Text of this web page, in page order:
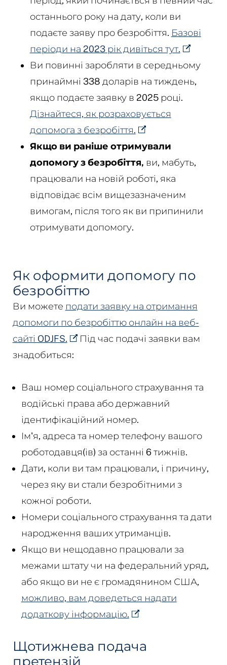
останнього року на дату, коли ви
подаєте заяву про безробіття. Базові
періоди на 2023 рік дивіться тут.
Ви повинні заробляти в середньому
принаймні 338 доларів на тиждень,
якщо подаєте заявку в 2025 році.
Дізнайтеся, як розраховується
допомога з безробіття.
Якщо ви раніше отримували
допомогу з безробіття, ви, мабуть,
працювали на новій роботі, яка
відповідає всім вищезазначеним
вимогам, після того як ви припинили
отримувати допомогу.
Як оформити допомогу по
безробіттю
Ви можете подати заявку на отримання
допомоги по безробіттю онлайн на веб-
сайті ODJFS.
Під час подачі заявки вам
знадобиться:
Ваш номер соціального страхування та
водійські права або державний
ідентифікаційний номер.
Ім'я, адреса та номер телефону вашого
роботодавця(ів) за останні 6 тижнів.
Дати, коли ви там працювали, і причину,
через яку ви стали безробітними з
кожної роботи.
Номери соціального страхування та дати
народження ваших утриманців.
Якщо ви нещодавно працювали за
межами штату чи на федеральний уряд,
або якщо ви не є громадянином США,
можливо, вам доведеться надати
додаткову інформацію.
Щотижнева подача
претензій